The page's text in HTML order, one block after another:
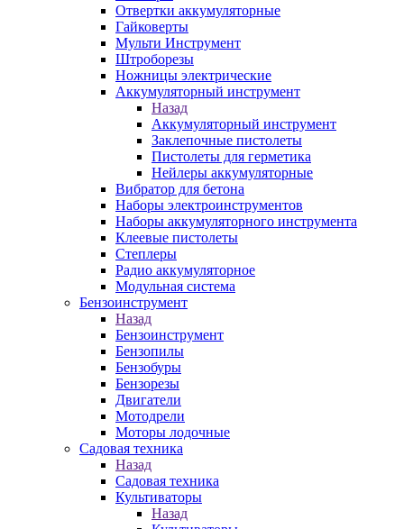
Отвертки аккумуляторные
Гайковерты
Мульти Инструмент
Штроборезы
Ножницы электрические
Аккумуляторный инструмент
Назад
Аккумуляторный инструмент
Заклепочные пистолеты
Пистолеты для герметика
Нейлеры аккумуляторные
Вибратор для бетона
Наборы электроинструментов
Наборы аккумуляторного инструмента
Клеевые пистолеты
Степлеры
Радио аккумуляторное
Модульная система
Бензоинструмент
Назад
Бензоинструмент
Бензопилы
Бензобуры
Бензорезы
Двигатели
Мотодрели
Моторы лодочные
Садовая техника
Назад
Садовая техника
Культиваторы
Назад